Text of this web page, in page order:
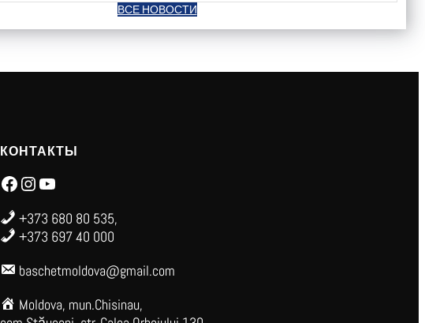
ВСЕ НОВОСТИ
КОНТАКТЫ
Facebook Instagram YouTube
+373 680 80 535,
+373 697 40 000
baschetmoldova@gmail.com
Moldova, mun.Chisinau,